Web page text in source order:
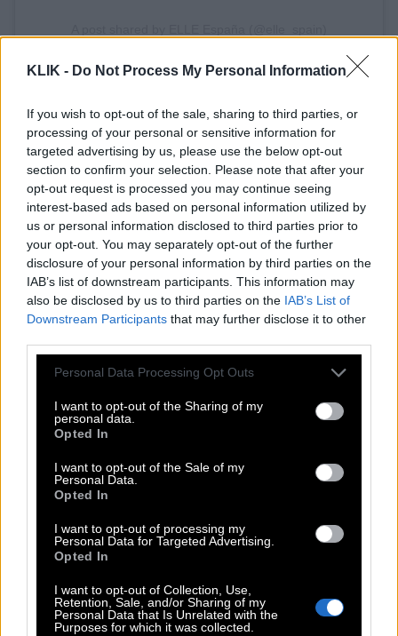
KLIK - Do Not Process My Personal Information
If you wish to opt-out of the sale, sharing to third parties, or
processing of your personal or sensitive information for
targeted advertising by us, please use the below opt-out
section to confirm your selection. Please note that after your
opt-out request is processed you may continue seeing
interest-based ads based on personal information utilized by
us or personal information disclosed to third parties prior to
your opt-out. You may separately opt-out of the further
disclosure of your personal information by third parties on the
IAB’s list of downstream participants. This information may
also be disclosed by us to third parties on the IAB’s List of
Downstream Participants that may further disclose it to other
Please note that this website/app uses one or more Google
not limited to your visit or usage behaviour. You may click to
grant or deny consent to Google and its third-party tags to
use your data for below specified purposes in below Google
consent section.
Personal Data Processing Opt Outs
I want to opt-out of the Sharing of my
personal data.
Opted In
I want to opt-out of the Sale of my
Personal Data.
Opted In
I want to opt-out of processing my
Personal Data for Targeted Advertising.
Opted In
I want to opt-out of Collection, Use,
Retention, Sale, and/or Sharing of my
Personal Data that Is Unrelated with the
Purposes for which it was collected.
Η Λουπίτα Νιόνγκο υπήρξε από την πρώτη στιγμή
Η βραβευμένη με Όσκαρ ηθοποιός δεν
περιορίστηκε ποτέ μόνο στην υποκριτική. Έχει
εξελιχθεί σε μια από τις σημαντικότερες φωνές
γύρω από τη διαφορετικότητα, την εκπροσώπηση
και την πολιτισμική ταυτότητα.
Η παρουσία της στην «Οδύσσεια» επιβεβαιώνει τη
φιλοσοφία του Κρίστοφερ Νόλαν να δημιουργεί
πολυσυλλεκτικά καστ, όπου κάθε χαρακτήρας
διαθέτει ξεχωριστή βαρύτητα.
αποχρώσεις και τη φωτιά στο φόντο, αποπνέει
δύναμη, αποφασιστικότητα και εσωτερική ένταση.
Δεν θυμίζει fashion editorial.
Θυμίζει περισσότερο ηρωίδα έτοιμη για μάχη.
Αυτό ακριβώς είναι και το μήνυμα που επιχειρεί να
περάσει το ELLE: η σύγχρονη γυναικεία δύναμη
δεν χρειάζεται να είναι εύθραυστη για να είναι